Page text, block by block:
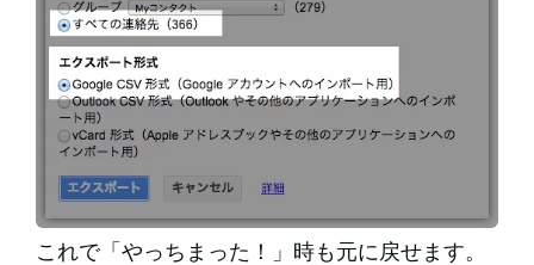
これで「やっちまった！」時も元に戻せます。